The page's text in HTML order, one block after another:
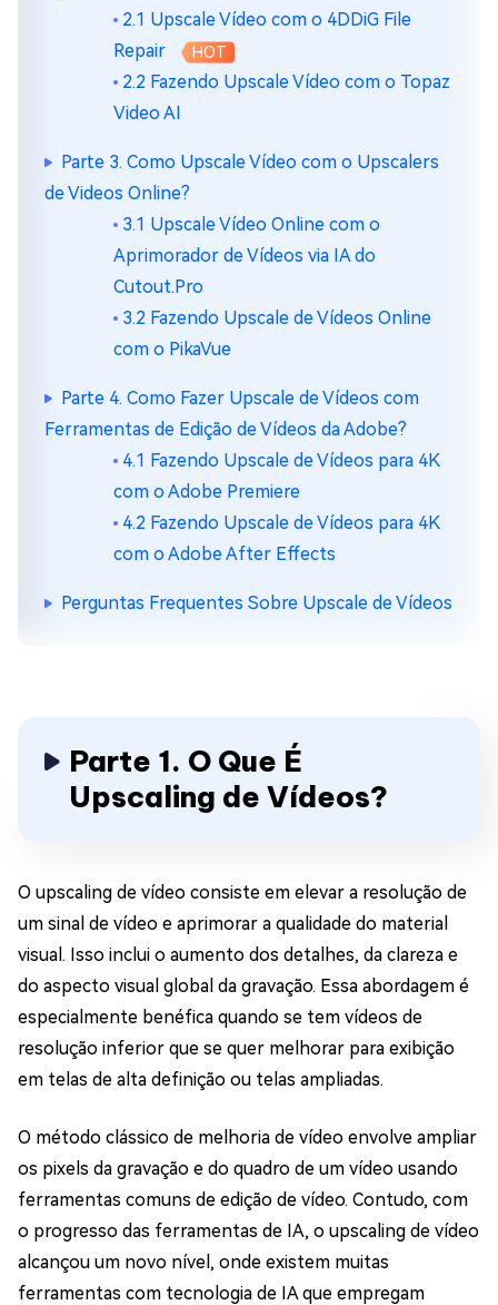
2.1 Upscale Vídeo com o 4DDiG File
Repair
HOT
2.2 Fazendo Upscale Vídeo com o Topaz
Video AI
Parte 3. Como Upscale Vídeo com o Upscalers
de Videos Online?
3.1 Upscale Vídeo Online com o
Aprimorador de Vídeos via IA do
Cutout.Pro
3.2 Fazendo Upscale de Vídeos Online
com o PikaVue
Parte 4. Como Fazer Upscale de Vídeos com
Ferramentas de Edição de Vídeos da Adobe?
4.1 Fazendo Upscale de Vídeos para 4K
com o Adobe Premiere
4.2 Fazendo Upscale de Vídeos para 4K
com o Adobe After Effects
Perguntas Frequentes Sobre Upscale de Vídeos
Parte 1. O Que É
Upscaling de Vídeos?
O upscaling de vídeo consiste em elevar a resolução de
um sinal de vídeo e aprimorar a qualidade do material
visual. Isso inclui o aumento dos detalhes, da clareza e
do aspecto visual global da gravação. Essa abordagem é
especialmente benéfica quando se tem vídeos de
resolução inferior que se quer melhorar para exibição
em telas de alta definição ou telas ampliadas.
O método clássico de melhoria de vídeo envolve ampliar
os pixels da gravação e do quadro de um vídeo usando
ferramentas comuns de edição de vídeo. Contudo, com
o progresso das ferramentas de IA, o upscaling de vídeo
alcançou um novo nível, onde existem muitas
ferramentas com tecnologia de IA que empregam